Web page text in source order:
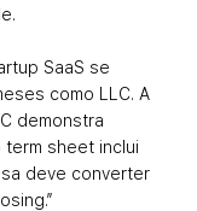
SaaS se
como LLC. A
demonstra
term sheet inclui
deve converter